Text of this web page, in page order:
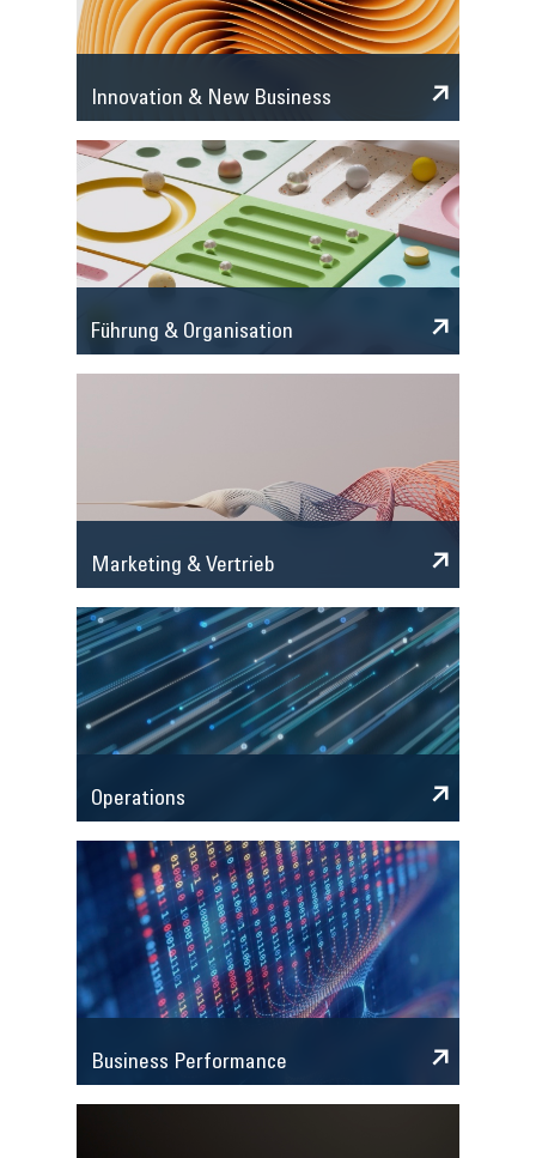
Innovation & New Business
Führung & Organisation
Marketing & Vertrieb
Operations
Business Performance